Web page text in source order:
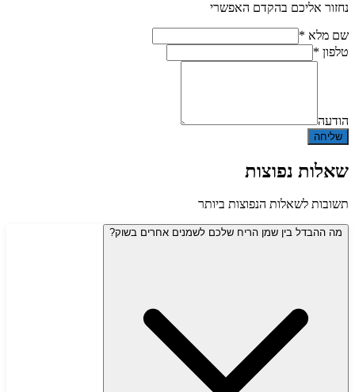
נחזור אליכם בהקדם האפשרי
שם מלא *
טלפון *
הודעה
שליחה
שאלות נפוצות
תשובות לשאלות הנפוצות ביותר
מה ההבדל בין שמן הריח שלכם לשמנים אחרים בשוק?